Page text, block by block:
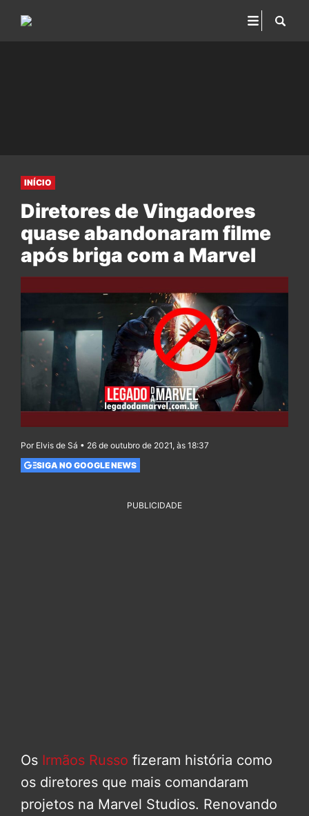
INÍCIO
Diretores de Vingadores
quase abandonaram filme
após briga com a Marvel
Por Elvis de Sá • 26 de outubro de 2021, às 18:37
SIGA NO GOOGLE NEWS
PUBLICIDADE
Os Irmãos Russo fizeram história como
os diretores que mais comandaram
projetos na Marvel Studios. Renovando